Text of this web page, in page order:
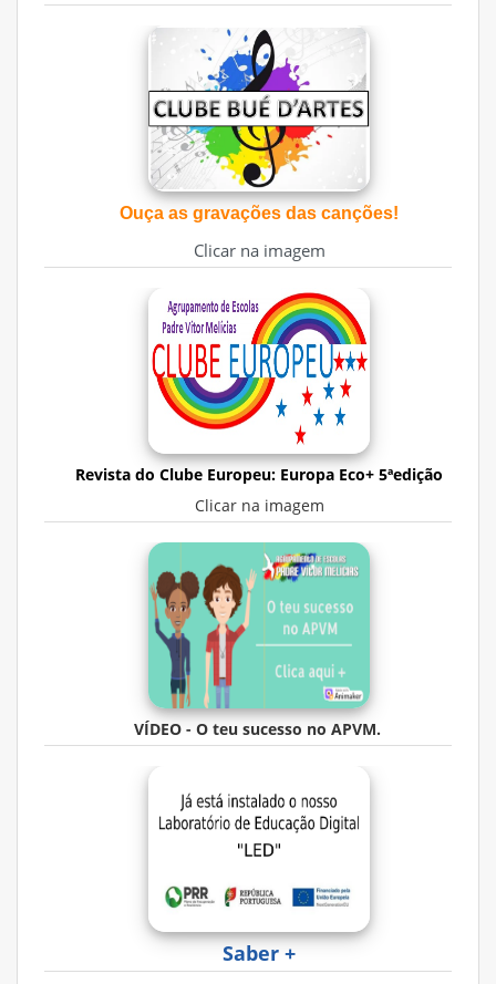
Ouça as gravações das canções!
Clicar na imagem
Revista do Clube Europeu: Europa Eco+ 5ªedição
Clicar na imagem
VÍDEO - O teu sucesso no APVM.
Saber +